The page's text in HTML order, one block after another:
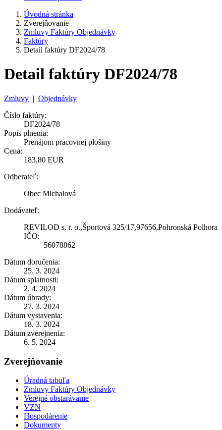
Úvodná stránka
Zverejňovanie
Zmluvy Faktúry Objednávky
Faktúry
Detail faktúry DF2024/78
Detail faktúry DF2024/78
Zmluvy | Objednávky
Číslo faktúry:
DF2024/78
Popis plnenia:
Prenájom pracovnej plošiny
Cena:
183,80 EUR
Odberateľ:
Obec Michalová
Dodávateľ:
REVILOD s. r. o.,Športová 325/17,97656,Pohronská Polhora
IČO:
56078862
Dátum doručenia:
25. 3. 2024
Dátum splatnosti:
2. 4. 2024
Dátum úhrady:
27. 3. 2024
Dátum vystavenia:
18. 3. 2024
Dátum zverejnenia:
6. 5. 2024
Zverejňovanie
Úradná tabuľa
Zmluvy Faktúry Objednávky
Verejné obstarávanie
VZN
Hospodárenie
Dokumenty